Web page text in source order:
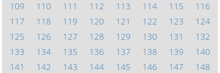
109
110 111 112 113 114 115
116
117
118 119 120 121 122 123
124
125
126 127 128 129 130 131
132
133
134 135 136 137 138 139
140
141
142 143 144 145 146 147
148